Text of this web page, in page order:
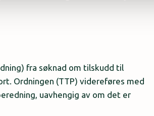
fra søknad om tilskudd til
Ordningen (TTP) videreføres med
uavhengig av om det er